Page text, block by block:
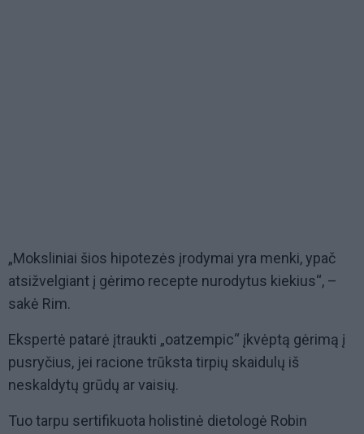
„Moksliniai šios hipotezės įrodymai yra menki, ypač
atsižvelgiant į gėrimo recepte nurodytus kiekius“, –
sakė Rim.
Ekspertė patarė įtraukti „oatzempic“ įkvėptą gėrimą į
pusryčius, jei racione trūksta tirpių skaidulų iš
neskaldytų grūdų ar vaisių.
Tuo tarpu sertifikuota holistinė dietologė Robin